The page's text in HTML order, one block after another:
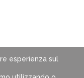
esperienza sul